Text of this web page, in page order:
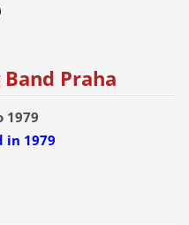
Praha
1979
in 1979